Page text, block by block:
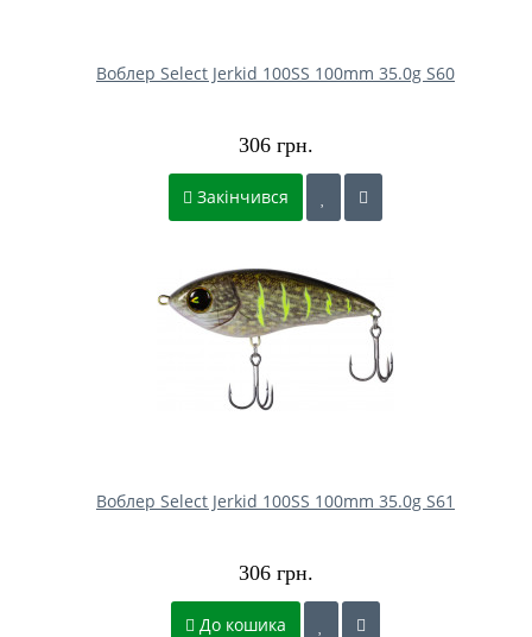
Воблер Select Jerkid 100SS 100mm 35.0g S60
306 грн.
Закінчився
Воблер Select Jerkid 100SS 100mm 35.0g S61
306 грн.
До кошика